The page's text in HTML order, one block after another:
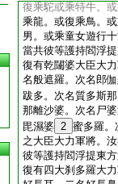
復乘駝或乘特牛。
乘龍。或復乘鳥。
男。或乘童女遊行
當共彼等護持閻浮
復有乾闥婆大臣大
名般遮羅。次名郎
跋多。次名質多斯
那離沙婆。次名尸
毘濕婆 2 蜜多羅。
之大臣大力軍將。
彼等護持閻浮提東
復有四大刹多羅大